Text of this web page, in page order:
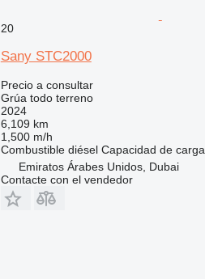
20
Sany STC2000
Precio a consultar
Grúa todo terreno
2024
6,109 km
1,500 m/h
Combustible diésel Capacidad de carga
Emiratos Árabes Unidos, Dubai
Contacte con el vendedor